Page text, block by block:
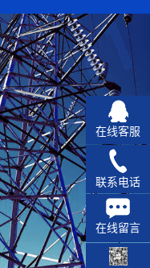
在线客服
联系电话
在线留言